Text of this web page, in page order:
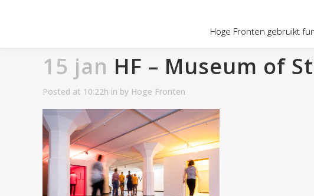
15 jan HF – Museum of
Posted at 10:22h in by Hoge Fronten
Hoge Fronten gebruikt